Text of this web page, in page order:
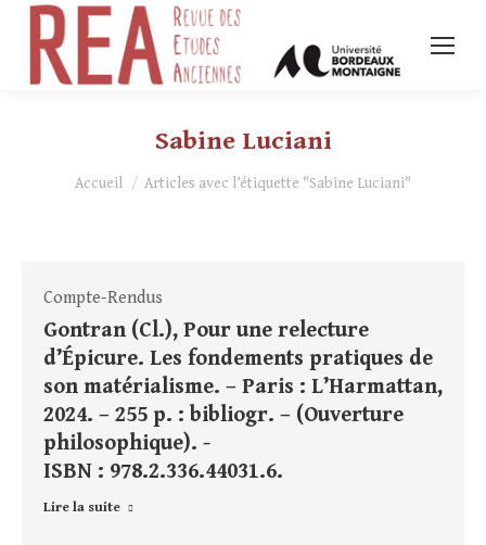
Sabine Luciani
Vous êtes ici :
Accueil Articles avec l’étiquette "Sabine Luciani"
Compte-Rendus
Gontran (Cl.), Pour une relecture
d’Épicure. Les fondements pratiques de
son matérialisme. – Paris : L’Harmattan,
2024. – 255 p. : bibliogr. – (Ouverture
philosophique). -
ISBN : 978.2.336.44031.6.
Lire la suite